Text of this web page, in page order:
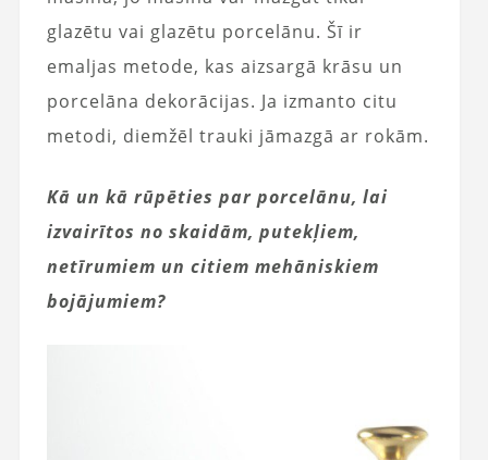
glazētu vai glazētu porcelānu. Šī ir
emaljas metode, kas aizsargā krāsu un
porcelāna dekorācijas. Ja izmanto citu
metodi, diemžēl trauki jāmazgā ar rokām.
Kā un kā rūpēties par porcelānu, lai
izvairītos no skaidām, putekļiem,
netīrumiem un citiem mehāniskiem
bojājumiem?